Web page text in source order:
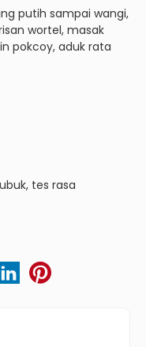
putih sampai wangi,
wortel, masak
pokcoy, aduk rata
tes rasa